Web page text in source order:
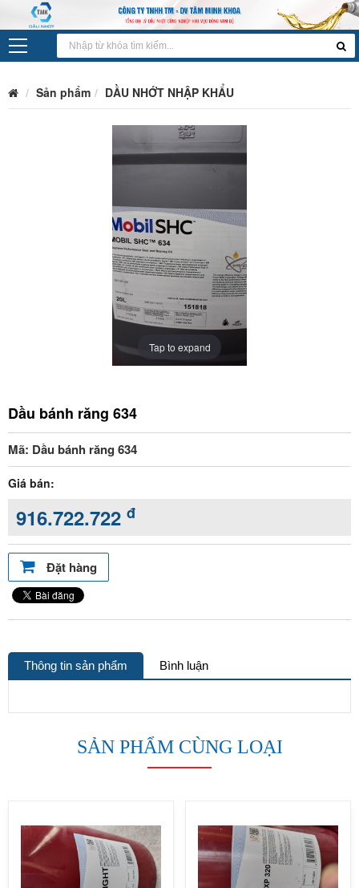
Sản phẩm DẦU NHỚT NHẬP KHẨU
Tap to expand
Dầu bánh răng 634
Mã: Dầu bánh răng 634
Giá bán:
916.722.722 đ
Đặt hàng
Thông tin sản phẩm Bình luận
SẢN PHẨM CÙNG LOẠI